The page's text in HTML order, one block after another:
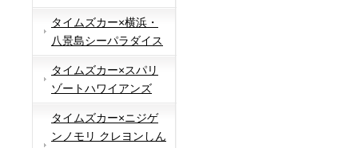
タイムズカー×横浜・
八景島シーパラダイス
タイムズカー×スパリ
ゾートハワイアンズ
タイムズカー×ニジゲ
ンノモリ クレヨンしん